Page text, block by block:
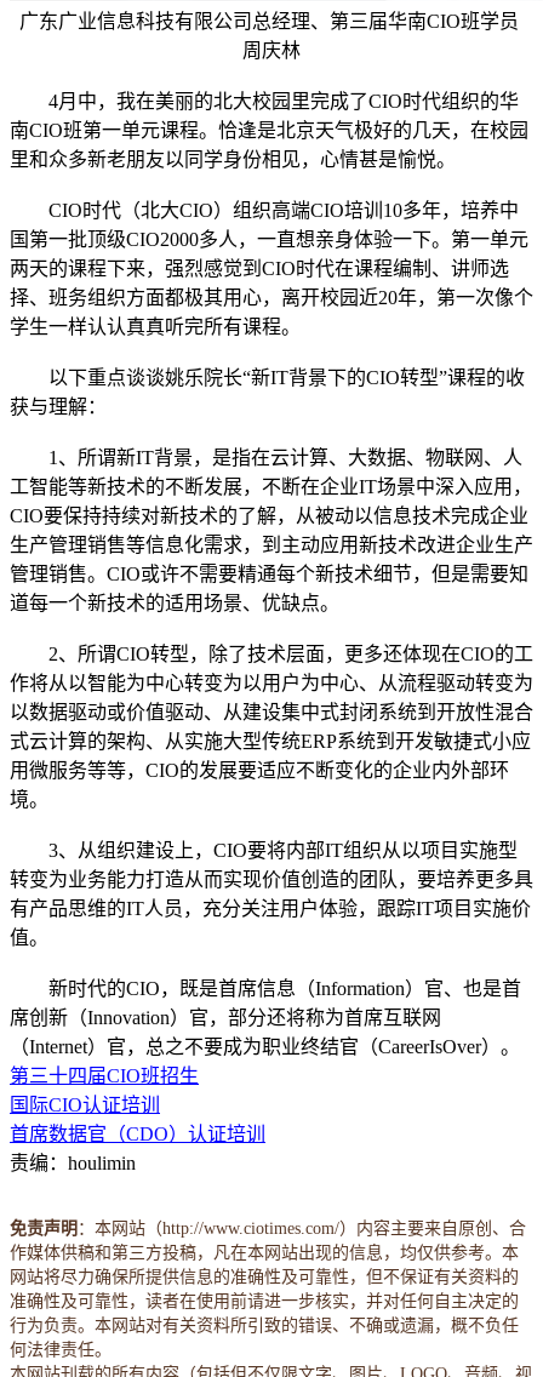
广东广业信息科技有限公司总经理、第三届华南CIO班学员
周庆林
4月中，我在美丽的北大校园里完成了CIO时代组织的华
南CIO班第一单元课程。恰逢是北京天气极好的几天，在校园
里和众多新老朋友以同学身份相见，心情甚是愉悦。
CIO时代（北大CIO）组织高端CIO培训10多年，培养中
国第一批顶级CIO2000多人，一直想亲身体验一下。第一单元
两天的课程下来，强烈感觉到CIO时代在课程编制、讲师选
择、班务组织方面都极其用心，离开校园近20年，第一次像个
学生一样认认真真听完所有课程。
以下重点谈谈姚乐院长“新IT背景下的CIO转型”课程的收
获与理解：
1、所谓新IT背景，是指在云计算、大数据、物联网、人
工智能等新技术的不断发展，不断在企业IT场景中深入应用，
CIO要保持持续对新技术的了解，从被动以信息技术完成企业
生产管理销售等信息化需求，到主动应用新技术改进企业生产
管理销售。CIO或许不需要精通每个新技术细节，但是需要知
道每一个新技术的适用场景、优缺点。
2、所谓CIO转型，除了技术层面，更多还体现在CIO的工
作将从以智能为中心转变为以用户为中心、从流程驱动转变为
以数据驱动或价值驱动、从建设集中式封闭系统到开放性混合
式云计算的架构、从实施大型传统ERP系统到开发敏捷式小应
用微服务等等，CIO的发展要适应不断变化的企业内外部环
境。
3、从组织建设上，CIO要将内部IT组织从以项目实施型
转变为业务能力打造从而实现价值创造的团队，要培养更多具
有产品思维的IT人员，充分关注用户体验，跟踪IT项目实施价
值。
新时代的CIO，既是首席信息（Information）官、也是首
席创新（Innovation）官，部分还将称为首席互联网
（Internet）官，总之不要成为职业终结官（CareerIsOver）。
第三十四届CIO班招生
国际CIO认证培训
首席数据官（CDO）认证培训
责编：houlimin
免责声明 ：本网站（http://www.ciotimes.com/）内容主要来自原创、合
作媒体供稿和第三方投稿，凡在本网站出现的信息，均仅供参考。本
网站将尽力确保所提供信息的准确性及可靠性，但不保证有关资料的
准确性及可靠性，读者在使用前请进一步核实，并对任何自主决定的
行为负责。本网站对有关资料所引致的错误、不确或遗漏，概不负任
何法律责任。